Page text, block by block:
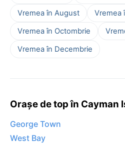
Vremea în August
Vremea
Vremea în Octombrie
Vremea în Decembrie
Orașe de top în Cayman
George Town
West Bay